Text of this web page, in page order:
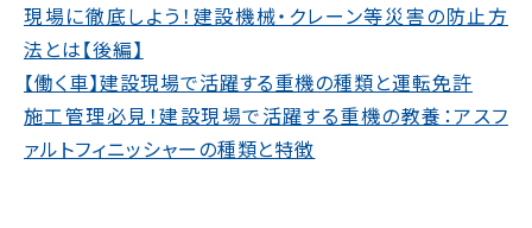
現場に徹底しよう！建設機械・クレーン等災害の防止方
法とは【後編】
【働く車】建設現場で活躍する重機の種類と運転免許
施工管理必見！建設現場で活躍する重機の教養：アスフ
ァルトフィニッシャーの種類と特徴